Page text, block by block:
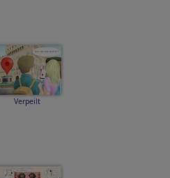
Verpeilt